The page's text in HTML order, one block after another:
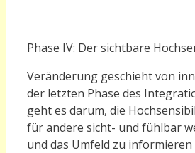
Phase IV: Der sichtbare
Veränderung geschieht von
der letzten Phase des
geht es darum, die
für andere sicht- und fühlbar
und das Umfeld zu informieren